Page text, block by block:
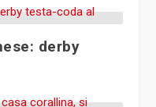
derby